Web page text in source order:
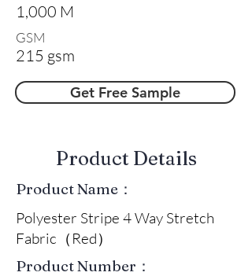
1,000 M
GSM
215 gsm
Get Free Sample
​Product Details
Product Name：
Polyester Stripe 4 Way Stretch
Fabric（Red）
Product Number：